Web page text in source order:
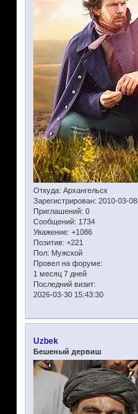
Откуда: Архангельск
Зарегистрирован: 2010-03-08
Приглашений: 0
Сообщений: 1734
Уважение: +1086
Позитив: +221
Пол: Мужской
Провел на форуме:
1 месяц 7 дней
Последний визит:
2026-03-30 15:43:30
Uzbek
Бешеный дервиш